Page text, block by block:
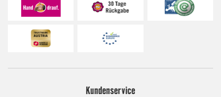
Kundenservice